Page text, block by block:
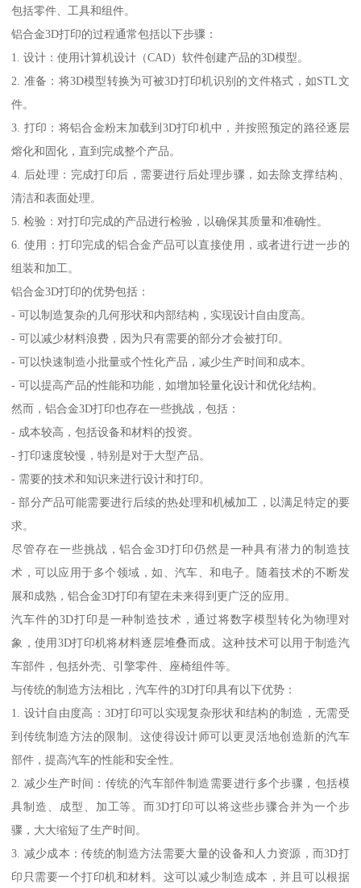
包括零件、工具和组件。
铝合金3D打印的过程通常包括以下步骤：
1. 设计：使用计算机设计（CAD）软件创建产品的3D模型。
2. 准备：将3D模型转换为可被3D打印机识别的文件格式，如STL文
件。
3. 打印：将铝合金粉末加载到3D打印机中，并按照预定的路径逐层
熔化和固化，直到完成整个产品。
4. 后处理：完成打印后，需要进行后处理步骤，如去除支撑结构、
清洁和表面处理。
5. 检验：对打印完成的产品进行检验，以确保其质量和准确性。
6. 使用：打印完成的铝合金产品可以直接使用，或者进行进一步的
组装和加工。
铝合金3D打印的优势包括：
- 可以制造复杂的几何形状和内部结构，实现设计自由度高。
- 可以减少材料浪费，因为只有需要的部分才会被打印。
- 可以快速制造小批量或个性化产品，减少生产时间和成本。
- 可以提高产品的性能和功能，如增加轻量化设计和优化结构。
然而，铝合金3D打印也存在一些挑战，包括：
- 成本较高，包括设备和材料的投资。
- 打印速度较慢，特别是对于大型产品。
- 需要的技术和知识来进行设计和打印。
- 部分产品可能需要进行后续的热处理和机械加工，以满足特定的要
求。
尽管存在一些挑战，铝合金3D打印仍然是一种具有潜力的制造技
术，可以应用于多个领域，如、汽车、和电子。随着技术的不断发
展和成熟，铝合金3D打印有望在未来得到更广泛的应用。
汽车件的3D打印是一种制造技术，通过将数字模型转化为物理对
象，使用3D打印机将材料逐层堆叠而成。这种技术可以用于制造汽
车部件，包括外壳、引擎零件、座椅组件等。
与传统的制造方法相比，汽车件的3D打印具有以下优势：
1. 设计自由度高：3D打印可以实现复杂形状和结构的制造，无需受
到传统制造方法的限制。这使得设计师可以更灵活地创造新的汽车
部件，提高汽车的性能和安全性。
2. 减少生产时间：传统的汽车部件制造需要进行多个步骤，包括模
具制造、成型、加工等。而3D打印可以将这些步骤合并为一个步
骤，大大缩短了生产时间。
3. 减少成本：传统的制造方法需要大量的设备和人力资源，而3D打
印只需要一个打印机和材料。这可以减少制造成本，并且可以根据